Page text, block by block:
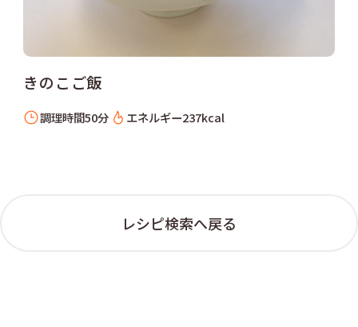
きのこご飯
調理時間50分 エネルギー237kcal
レシピ検索へ戻る